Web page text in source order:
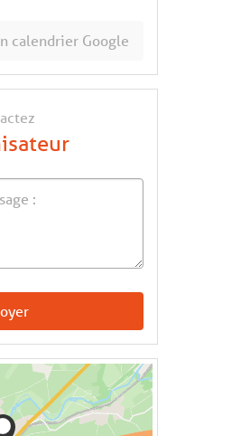
calendrier Google